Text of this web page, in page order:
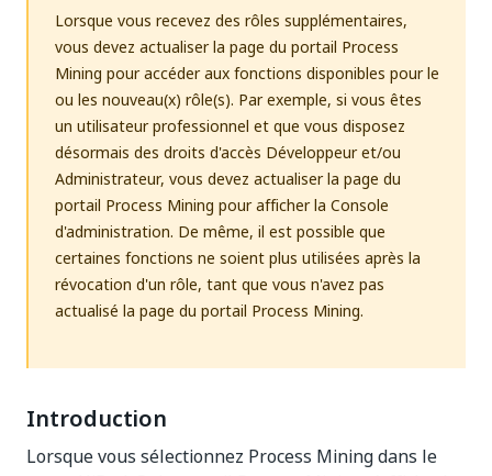
Lorsque vous recevez des rôles supplémentaires,
vous devez actualiser la page du portail Process
Mining pour accéder aux fonctions disponibles pour le
ou les nouveau(x) rôle(s). Par exemple, si vous êtes
un utilisateur professionnel et que vous disposez
désormais des droits d'accès Développeur et/ou
Administrateur, vous devez actualiser la page du
portail Process Mining pour afficher la Console
d'administration. De même, il est possible que
certaines fonctions ne soient plus utilisées après la
révocation d'un rôle, tant que vous n'avez pas
actualisé la page du portail Process Mining.
Introduction
Lorsque vous sélectionnez Process Mining dans le